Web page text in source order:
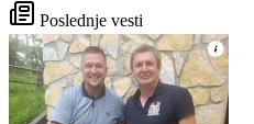
Poslednje vesti